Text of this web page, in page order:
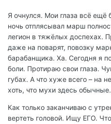
Я очнулся. Мои глаза всё ещё
ночь отплясывал марш
легион в тяжёлых доспехах.
даже на поварят, повозку
барабанщика. Ха. Сегодня я
боли. Протираю свои глаза.
губах. А что хуже всего – на
хоть, что мухи здесь
Как только заканчиваю с
вертеть головой. Ищу ЕГО.